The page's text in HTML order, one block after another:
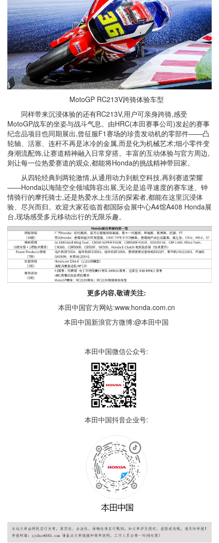
MotoGP RC213V跨骑体验车型
同样带来沉浸体验的还有RC213V,用户可亲身跨骑,感受
MotoGP战车的坐姿与战斗气息。由HRC(本田赛事公司)发起的赛事
纪念品项目也同期展出,曾征服F1赛场的珍贵发动机的零部件——凸
轮轴、活塞、连杆不再是冰冷的金属,而是化为机械艺术;细小零件变
身潮流配饰,让赛道精神融入日常穿搭。丰富的互动体验与官方周边,
则让每一位热爱赛道的观众,都能将Honda的挑战精神带回家。
从四轮经典到两轮激情,从通用动力到航空科技,再到赛道荣耀
——Honda以海陆空全领域阵容出展,无论是追寻速度的赛车迷、钟
情骑行的摩托骑士,还是热爱水上生活的探索者,都能在这里沉浸体
验、尽兴而归。欢迎大家莅临首都国际会展中心A4馆A408 Honda展
台,现场感受多元移动出行的无限乐趣。
更多内容,敬请关注:
本田中国官方网站:www.honda.com.cn
本田中国新浪官方微博:@本田中国
本田中国微信公众号:
本田中国抖音企业号: